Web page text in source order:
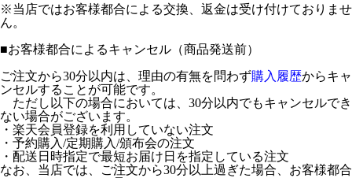
※当店ではお客様都合による交換、返金は受け付けておりませ
ん。
■お客様都合によるキャンセル（商品発送前）
ご注文から30分以内は、理由の有無を問わず購入履歴からキャ
ンセルすることが可能です。
ただし以下の場合においては、30分以内でもキャンセルでき
ない場合がございます。
・楽天会員登録を利用していない注文
・予約購入/定期購入/頒布会の注文
・配送日時指定で最短お届け日を指定している注文
なお、当店では、ご注文から30分以上過ぎた場合、お客様都合